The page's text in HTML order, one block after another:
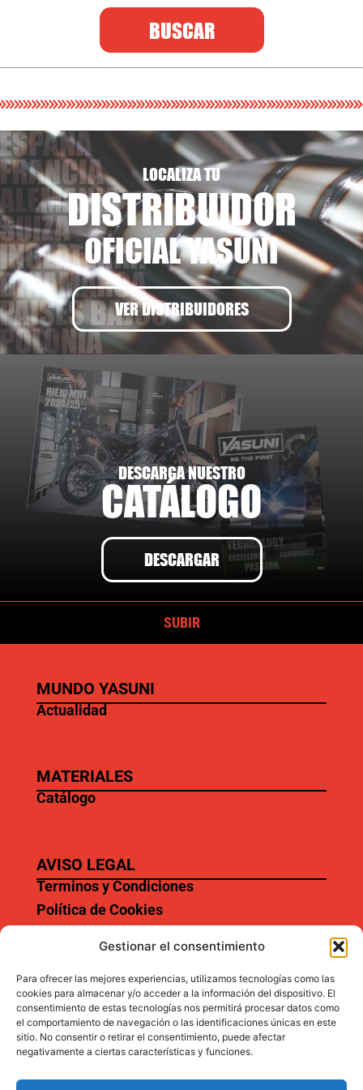
Gestionar el consentimiento
Para ofrecer las mejores experiencias, utilizamos tecnologías como las
cookies para almacenar y/o acceder a la información del dispositivo. El
consentimiento de estas tecnologías nos permitirá procesar datos como
el comportamiento de navegación o las identificaciones únicas en este
sitio. No consentir o retirar el consentimiento, puede afectar
negativamente a ciertas características y funciones.
BUSCAR
LOCALIZA TU
DISTRIBUIDOR
OFICIAL YASUNI
VER DISTRIBUIDORES
DESCARGA NUESTRO
CATÁLOGO
DESCARGAR
SUBIR
MUNDO YASUNI
Actualidad
MATERIALES
Catálogo
AVISO LEGAL
Terminos y Condiciones
Política de Cookies
SERVICIOS
Garantía
Preguntas frecuentes